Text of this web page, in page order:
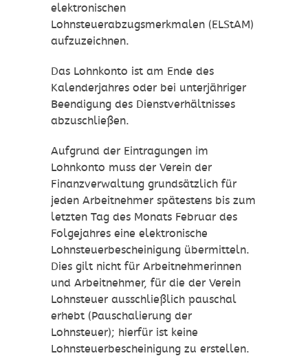
elektronischen
Lohnsteuerabzugsmerkmalen (ELStAM)
aufzuzeichnen.
Das Lohnkonto ist am Ende des
Kalenderjahres oder bei unterjähriger
Beendigung des Dienstverhältnisses
abzuschließen.
Aufgrund der Eintragungen im
Lohnkonto muss der Verein der
Finanzverwaltung grundsätzlich für
jeden Arbeitnehmer spätestens bis zum
letzten Tag des Monats Februar des
Folgejahres eine elektronische
Lohnsteuerbescheinigung übermitteln.
Dies gilt nicht für Arbeitnehmerinnen
und Arbeitnehmer, für die der Verein
Lohnsteuer ausschließlich pauschal
erhebt (Pauschalierung der
Lohnsteuer); hierfür ist keine
Lohnsteuerbescheinigung zu erstellen.